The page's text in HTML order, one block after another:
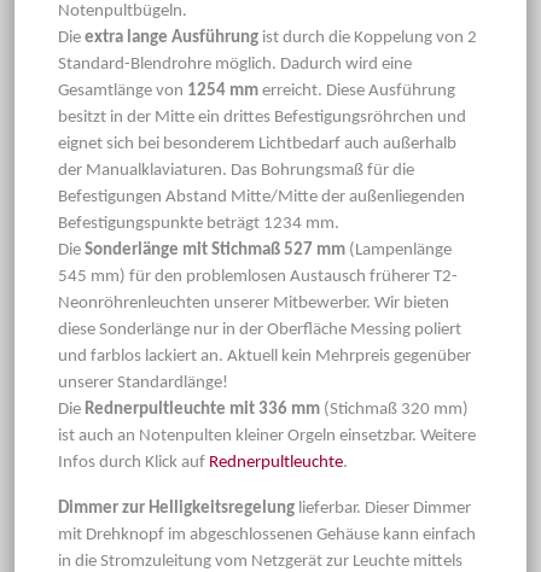
Notenpultbügeln.
Die extra lange Ausführung ist durch die Koppelung von 2
Standard-Blendrohre möglich. Dadurch wird eine
Gesamtlänge von 1254 mm erreicht. Diese Ausführung
besitzt in der Mitte ein drittes Befestigungsröhrchen und
eignet sich bei besonderem Lichtbedarf auch außerhalb
der Manualklaviaturen. Das Bohrungsmaß für die
Befestigungen Abstand Mitte/Mitte der außenliegenden
Befestigungspunkte beträgt 1234 mm.
Die Sonderlänge mit Stichmaß 527 mm (Lampenlänge
545 mm) für den problemlosen Austausch früherer T2-
Neonröhrenleuchten unserer Mitbewerber. Wir bieten
diese Sonderlänge nur in der Oberfläche Messing poliert
und farblos lackiert an. Aktuell kein Mehrpreis gegenüber
unserer Standardlänge!
Die Rednerpultleuchte mit 336 mm (Stichmaß 320 mm)
ist auch an Notenpulten kleiner Orgeln einsetzbar. Weitere
Infos durch Klick auf Rednerpultleuchte.
Dimmer zur Helligkeitsregelung lieferbar. Dieser Dimmer
mit Drehknopf im abgeschlossenen Gehäuse kann einfach
in die Stromzuleitung vom Netzgerät zur Leuchte mittels